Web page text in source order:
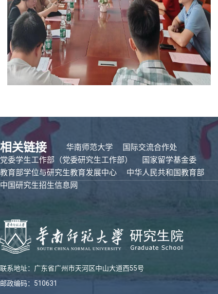
相关链接 华南师范大学
国际交流合作处
党委学生工作部（党委研究生工作部）
国家留学基金委
教育部学位与研究生教育发展中心
中华人民共和国教育部
中国研究生招生信息网
联系地址：广东省广州市天河区中山大道西55号
邮政编码：510631